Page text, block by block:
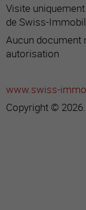
Visite
de Swiss-
Aucun document
autorisation
www.swiss-
Copyright ©